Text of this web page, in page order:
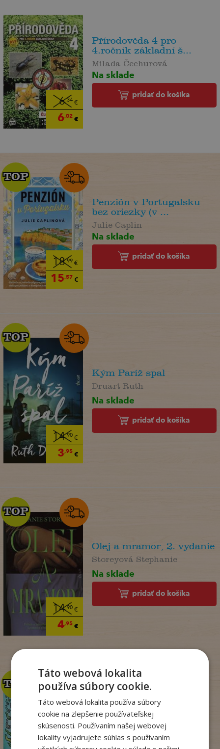
6,34€
6,02€
Přírodověda 4 pro
4.ročník základní š...
Milada Čechurová
Na sklade
pridať do košíka
18,99 €
15,57 €
TOP
TOP
Penzión v Portugalsku
bez oriezky (v ...
Julie Caplin
Na sklade
pridať do košíka
14,90€
3,95€
TOP
TOP
Kým Paríž spal
Druart Ruth
Na sklade
pridať do košíka
14,90€
4,95€
TOP
TOP
Olej a mramor, 2. vydanie
Storeyová Stephanie
Na sklade
pridať do košíka
TOP
TOP
Dogman. Larva 22 (8)
Dav Pilkey
Na sklade
Táto webová lokalita
používa súbory cookie.
Táto webová lokalita používa súbory
cookie na zlepšenie používateľskej
skúsenosti. Používaním našej webovej
lokality vyjadrujete súhlas s používaním